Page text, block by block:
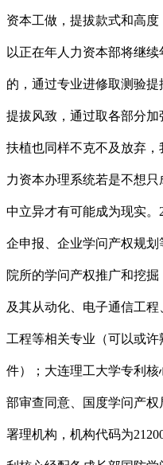
资本工做，提拔款式和高
以正在年人力资本部将继
的，通过专业进修取测验
提拔风致，通过取各部分
扶植也同样不克不及放弃
力资本办理系统若是不想
中立异才有可能成为现实
企申报、企业学问产权规
院所的学问产权推广和挖
及其从动化、电子通信工
工程等相关专业（可以或
件）；大连理工大学专利
部审查同意、国度学问产
署理机构，机构代码为